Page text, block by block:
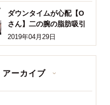
ダウンタイムが心配【O
さん】二の腕の脂肪吸引
2019年04月29日
アーカイブ